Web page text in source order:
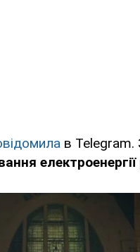
в Telegram.